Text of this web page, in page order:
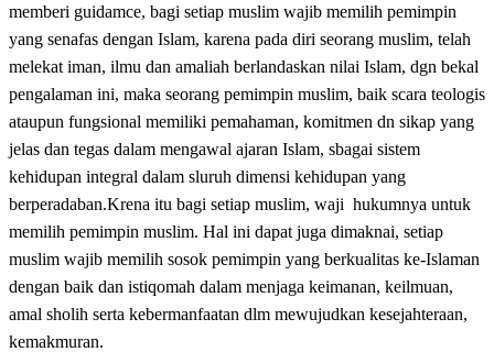
memberi guidamce, bagi setiap muslim wajib memilih pemimpin
yang senafas dengan Islam, karena pada diri seorang muslim, telah
melekat iman, ilmu dan amaliah berlandaskan nilai Islam, dgn bekal
pengalaman ini, maka seorang pemimpin muslim, baik scara teologis
ataupun fungsional memiliki pemahaman, komitmen dn sikap yang
jelas dan tegas dalam mengawal ajaran Islam, sbagai sistem
kehidupan integral dalam sluruh dimensi kehidupan yang
berperadaban.Krena itu bagi setiap muslim, waji hukumnya untuk
memilih pemimpin muslim. Hal ini dapat juga dimaknai, setiap
muslim wajib memilih sosok pemimpin yang berkualitas ke-Islaman
dengan baik dan istiqomah dalam menjaga keimanan, keilmuan,
amal sholih serta kebermanfaatan dlm mewujudkan kesejahteraan,
kemakmuran.